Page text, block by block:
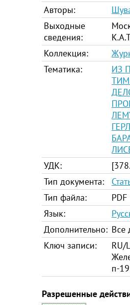
Авторы:
Выходные
сведения:
Коллекция:
Тематика:
ИЗ
УДК:
Тип документа:
Тип файла:
PDF
Язык:
Дополнительно: Все
Ключ записи:
RU/
п-
Разрешенные